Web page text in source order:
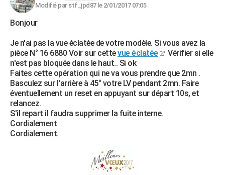
S'inscrire
Se connecter
Lycées
Collèges
Primaires
Universités
Entreprises
Service militaire
Avis de recherche
AVIS DE DÉCÈS
Bricolage
Lifestyle
Culture
Sport
Auto
Television
Voyage
Cinema
Modifié par stf_jpd87 le 2/01/2017 07:05
Bonjour
Je n'ai pas la vue éclatée de votre modèle. Si vous avez la
pièce N° 16 6880 Voir sur cettevue éclatée
Vérifier si elle
n'est pas bloquée dans le haut.. Si ok
Faites cette opération qui ne va vous prendre que 2mn .
Basculez sur l'arrière à 45° votre LV pendant 2mn. Faire
éventuellement un reset en appuyant sur départ 10s, et
relancez.
S'il repart il faudra supprimer la fuite interne.
Cordialement
Cordialement.